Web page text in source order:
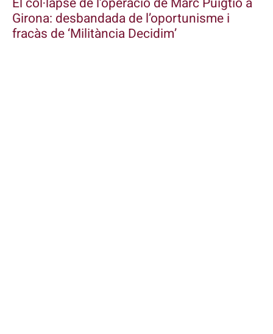
Girona: desbandada de l’oportunisme i
fracàs de ‘Militància Decidim’